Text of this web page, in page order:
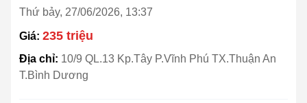
Thứ bảy, 27/06/2026, 13:37
Giá: 235 triệu
Địa chỉ: 10/9 QL.13 Kp.Tây P.Vĩnh Phú TX.Thuận An
T.Bình Dương